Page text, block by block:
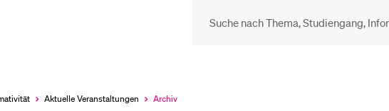
Aktuelle Veranstaltungen
Aktuell
Archiv
Schulklassen und